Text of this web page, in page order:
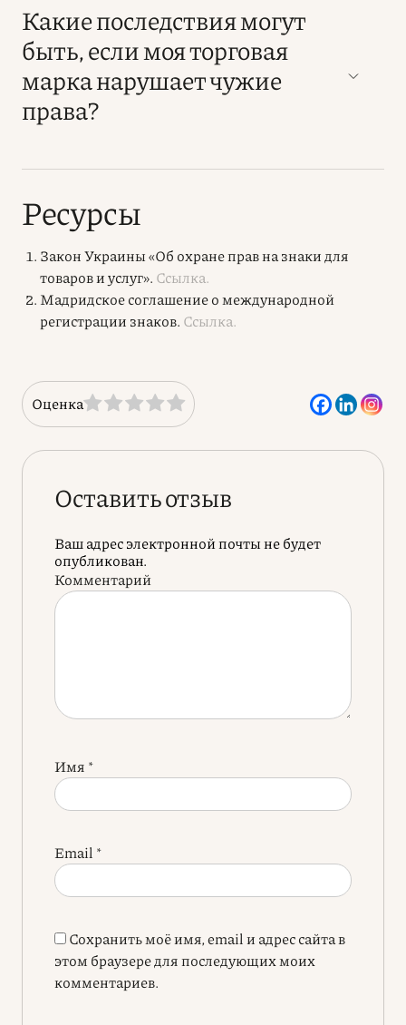
Какие последствия могут
быть, если моя торговая
марка нарушает чужие
права?
Ресурсы
Закон Украины «Об охране прав на знаки для
товаров и услуг». Ссылка.
Мадридское соглашение о международной
регистрации знаков. Ссылка.
Оценка
Оставить отзыв
Ваш адрес электронной почты не будет
опубликован.
Комментарий
Имя *
Email *
Сохранить моё имя, email и адрес сайта в
этом браузере для последующих моих
комментариев.